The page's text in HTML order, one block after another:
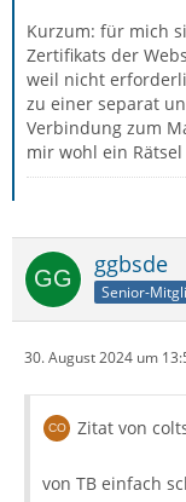
Kurzum: für mich
Zertifikats der
weil nicht
zu einer separat
Verbindung zum
mir wohl ein
ggbsde
Senior-
30. August 2024 um
Zitat von
von TB einfach